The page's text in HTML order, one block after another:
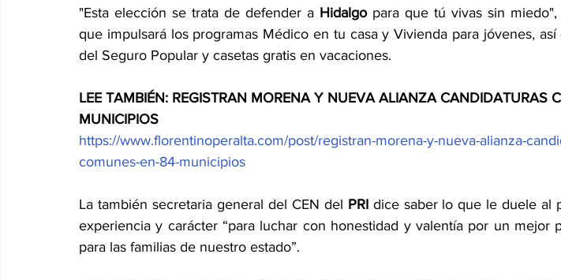
"Esta elección se trata de defender a Hidalgo para que tú vivas sin
que impulsará los programas Médico en tu casa y Vivienda para jóvenes,
del Seguro Popular y casetas gratis en vacaciones.
LEE TAMBIÉN: REGISTRAN MORENA Y NUEVA ALIANZA CANDIDATURAS
MUNICIPIOS
https://www.florentinoperalta.com/post/registran-morena-y-nueva-alianza-
comunes-en-84-municipios
La también secretaria general del CEN del PRI dice saber lo que le duele al
experiencia y carácter “para luchar con honestidad y valentía por un mejor
para las familias de nuestro estado”.